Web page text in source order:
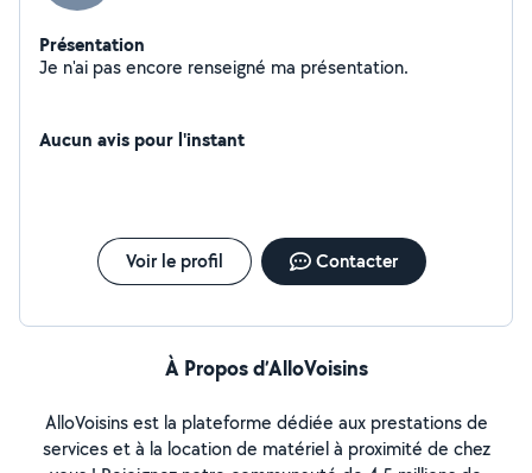
Présentation
Je n'ai pas encore renseigné ma présentation.
Aucun avis pour l'instant
Voir le profil Contacter
À Propos d’AlloVoisins
AlloVoisins est la plateforme dédiée aux prestations de
services et à la location de matériel à proximité de chez